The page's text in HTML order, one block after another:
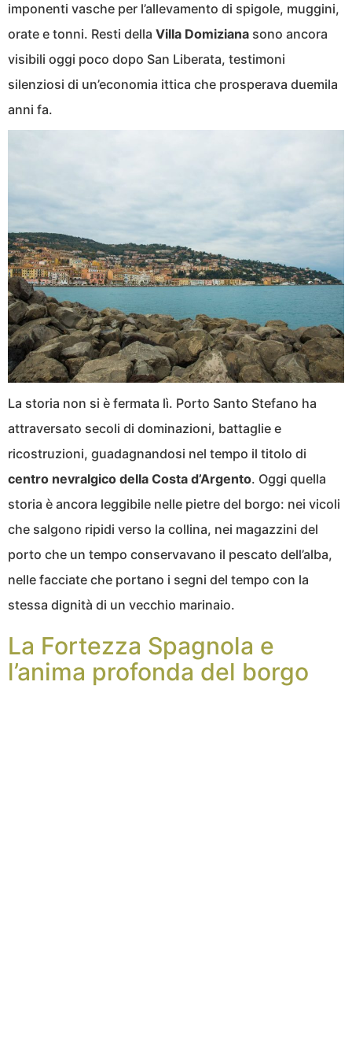
imponenti vasche per l’allevamento di spigole, muggini,
orate e tonni. Resti della Villa Domiziana sono ancora
visibili oggi poco dopo San Liberata, testimoni
silenziosi di un’economia ittica che prosperava duemila
anni fa.
La storia non si è fermata lì. Porto Santo Stefano ha
attraversato secoli di dominazioni, battaglie e
ricostruzioni, guadagnandosi nel tempo il titolo di
centro nevralgico della Costa d’Argento. Oggi quella
storia è ancora leggibile nelle pietre del borgo: nei vicoli
che salgono ripidi verso la collina, nei magazzini del
porto che un tempo conservavano il pescato dell’alba,
nelle facciate che portano i segni del tempo con la
stessa dignità di un vecchio marinaio.
La Fortezza Spagnola e
l’anima profonda del borgo